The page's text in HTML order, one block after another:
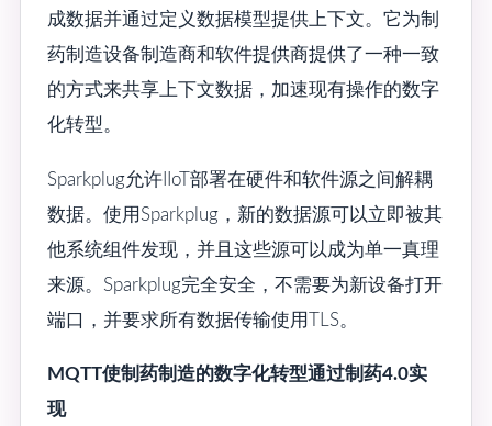
成数据并通过定义数据模型提供上下文。它为制
药制造设备制造商和软件提供商提供了一种一致
的方式来共享上下文数据，加速现有操作的数字
化转型。
Sparkplug允许IIoT部署在硬件和软件源之间解耦
数据。使用Sparkplug，新的数据源可以立即被其
他系统组件发现，并且这些源可以成为单一真理
来源。Sparkplug完全安全，不需要为新设备打开
端口，并要求所有数据传输使用TLS。
MQTT使制药制造的数字化转型通过制药4.0实
现